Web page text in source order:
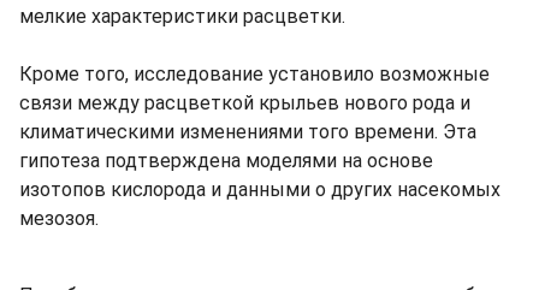
мелкие характеристики расцветки.
Кроме того, исследование установило возможные
связи между расцветкой крыльев нового рода и
климатическими изменениями того времени. Эта
гипотеза подтверждена моделями на основе
изотопов кислорода и данными о других насекомых
мезозоя.